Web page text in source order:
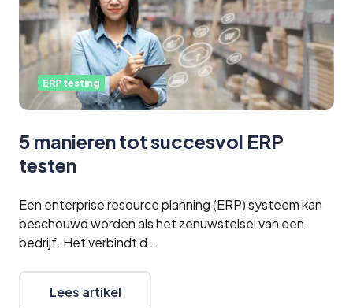
5 manieren tot succesvol ERP
testen
Een enterprise resource planning (ERP) systeem kan
beschouwd worden als het zenuwstelsel van een
bedrijf. Het verbindt d …
Lees artikel
ERP testing